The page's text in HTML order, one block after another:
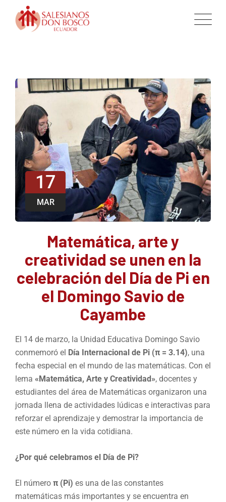
17
MAR
Matemática, arte y
creatividad se unen en la
celebración del Día de Pi en
el Domingo Savio de
Cayambe
El 14 de marzo, la Unidad Educativa Domingo Savio
conmemoró el Día Internacional de Pi (π = 3.14), una
fecha especial en el mundo de las matemáticas. Con el
lema «Matemática, Arte y Creatividad», docentes y
estudiantes del área de Matemáticas organizaron una
jornada llena de actividades lúdicas e interactivas para
reforzar el aprendizaje y demostrar la importancia de
este número en la vida cotidiana.
¿Por qué celebramos el Día de Pi?
El número π (Pi) es una de las constantes
matemáticas más importantes y se encuentra en